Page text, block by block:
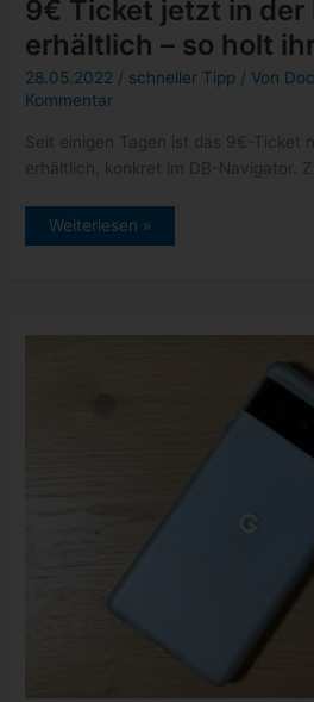
9€ Ticket jetzt in der
erhältlich – so holt
28.05.2022 / schneller Tipp / Von
Kommentar
Seit einigen Tagen ist das 9€-Ticket
erhältlich, konkret im DB-Navigator.
9€
erhältlich
Weiterlesen »